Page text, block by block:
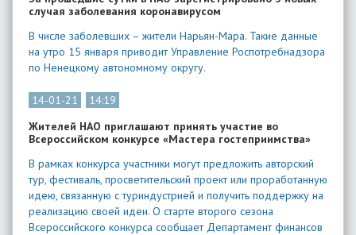
случая заболевания коронавирусом
В числе заболевших – жители Нарьян-Мара. Такие данные
на утро 15 января приводит Управление Роспотребнадзора
по Ненецкому автономному округу.
14-01-21
14:19
​Жителей НАО приглашают принять участие во
Всероссийском конкурсе «Мастера гостеприимства»
В рамках конкурса участники могут предложить авторский
тур, фестиваль, просветительский проект или проработанную
идею, связанную с туриндустрией и получить поддержку на
реализацию своей идеи. О старте второго сезона
Всероссийского конкурса сообщает Департамент финансов